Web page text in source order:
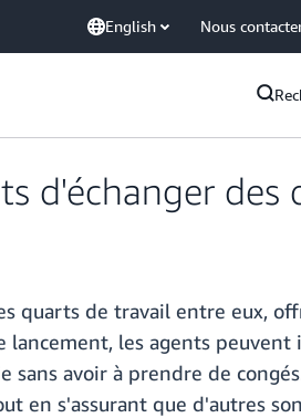
English Nous
d'échanger des
quarts de travail entre eux,
lancement, les agents
avoir à prendre de
en s'assurant que d'autres